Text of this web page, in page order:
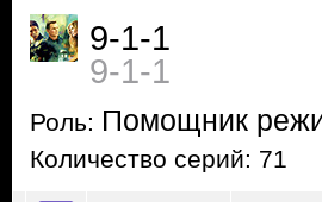
9-1-1
9-1-1
Роль: Помощник
Количество серий: 71